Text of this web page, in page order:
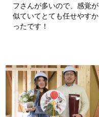
フさんが多いので、感覚が
似ていてとても任せやすか
ったです！